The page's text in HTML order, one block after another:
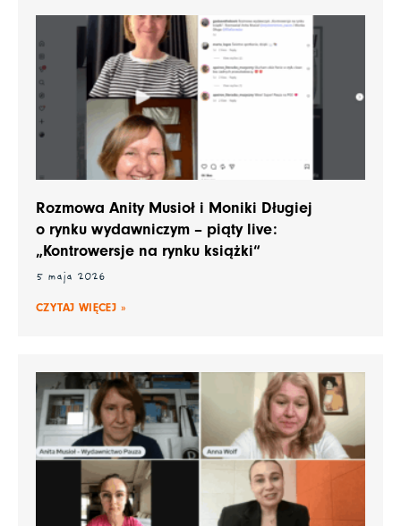
Rozmowa Anity Musioł i Moniki Długiej
o rynku wydawniczym – piąty live:
„Kontrowersje na rynku książki“
5 maja 2026
CZYTAJ WIĘCEJ »